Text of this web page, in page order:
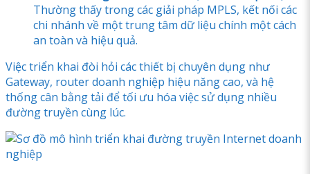
Thường thấy trong các giải pháp MPLS, kết nối các
chi nhánh về một trung tâm dữ liệu chính một cách
an toàn và hiệu quả.
Việc triển khai đòi hỏi các thiết bị chuyên dụng như
Gateway, router doanh nghiệp hiệu năng cao, và hệ
thống cân bằng tải để tối ưu hóa việc sử dụng nhiều
đường truyền cùng lúc.